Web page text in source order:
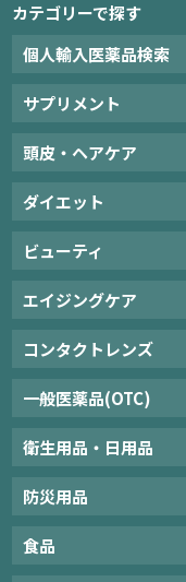
カテゴリーで探す
個人輸入医薬品検索
サプリメント
頭皮・ヘアケア
ダイエット
ビューティ
エイジングケア
コンタクトレンズ
一般医薬品(OTC)
衛生用品・日用品
防災用品
食品